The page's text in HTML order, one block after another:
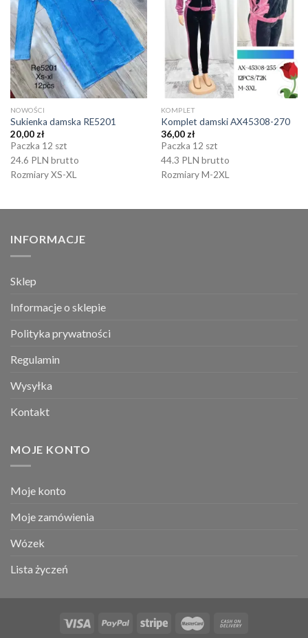
NOWOŚCI
Sukienka damska RE5201
20,00zł
Paczka 12 szt
24.6 PLN brutto
Rozmiary XS-XL
KOMPLET
Komplet damski AX45308-270
36,00zł
Paczka 12 szt
44.3 PLN brutto
Rozmiary M-2XL
INFORMACJE
Sklep
Informacje o sklepie
Polityka prywatności
Regulamin
Wysyłka
Kontakt
MOJE KONTO
Moje konto
Moje zamówienia
Wózek
Lista życzeń